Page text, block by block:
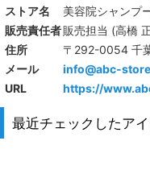
ストア名
美容院シャンプ
販売責任者販売担当 (高橋
住所
〒292-0054 千
メール
info@abc-
URL
https://
最近チェックしたア